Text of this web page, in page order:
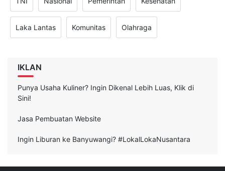
Laka Lantas Komunitas Olahraga
IKLAN
Punya Usaha Kuliner? Ingin Dikenal Lebih Luas, Klik di
Sini!
Jasa Pembuatan Website
Ingin Liburan ke Banyuwangi? #LokalLokaNusantara